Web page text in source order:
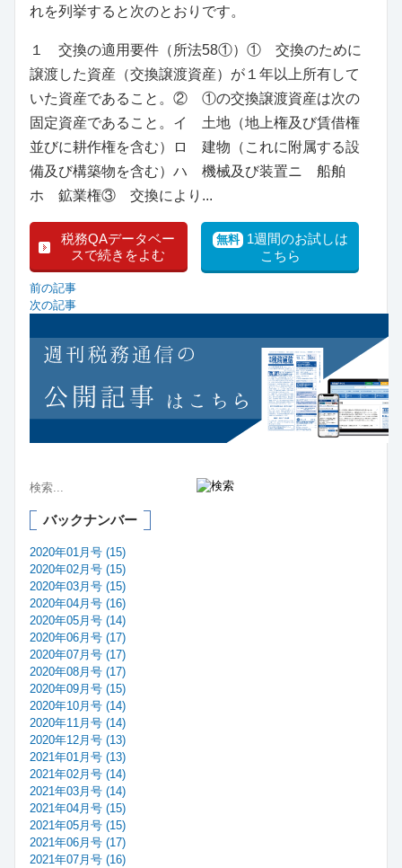
れを列挙すると次のとおりです。
１ 交換の適用要件（所法58①）① 交換のために
譲渡した資産（交換譲渡資産）が１年以上所有して
いた資産であること。② ①の交換譲渡資産は次の
固定資産であること。イ 土地（地上権及び賃借権
並びに耕作権を含む）ロ 建物（これに附属する設
備及び構築物を含む）ハ 機械及び装置ニ 船舶
ホ 鉱業権③ 交換により...
税務QAデータベー
スで続きをよむ
無料 1週間のお試しは
こちら
前の記事
次の記事
バックナンバー
2020年01月号 (15)
2020年02月号 (15)
2020年03月号 (15)
2020年04月号 (16)
2020年05月号 (14)
2020年06月号 (17)
2020年07月号 (17)
2020年08月号 (17)
2020年09月号 (15)
2020年10月号 (14)
2020年11月号 (14)
2020年12月号 (13)
2021年01月号 (13)
2021年02月号 (14)
2021年03月号 (14)
2021年04月号 (15)
2021年05月号 (15)
2021年06月号 (17)
2021年07月号 (16)